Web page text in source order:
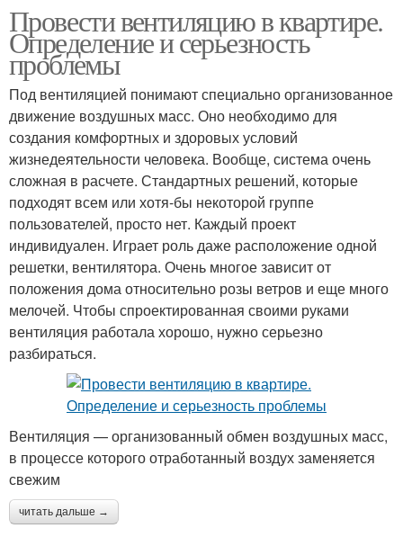
Провести вентиляцию в квартире.
Определение и серьезность
проблемы
Под вентиляцией понимают специально организованное
движение воздушных масс. Оно необходимо для
создания комфортных и здоровых условий
жизнедеятельности человека. Вообще, система очень
сложная в расчете. Стандартных решений, которые
подходят всем или хотя-бы некоторой группе
пользователей, просто нет. Каждый проект
индивидуален. Играет роль даже расположение одной
решетки, вентилятора. Очень многое зависит от
положения дома относительно розы ветров и еще много
мелочей. Чтобы спроектированная своими руками
вентиляция работала хорошо, нужно серьезно
разбираться.
Вентиляция — организованный обмен воздушных масс,
в процессе которого отработанный воздух заменяется
свежим
читать дальше →